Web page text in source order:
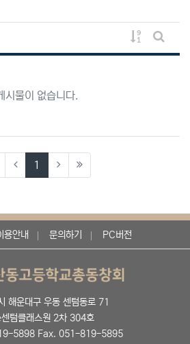
게시물 정렬
게시판
시물이 없습니다.
1 (current)
용안내 문의하기 PC버전
해운대구 우동 센텀동로 71
센텀클래스원 2차 304호
5898 Fax. 051-819-5895